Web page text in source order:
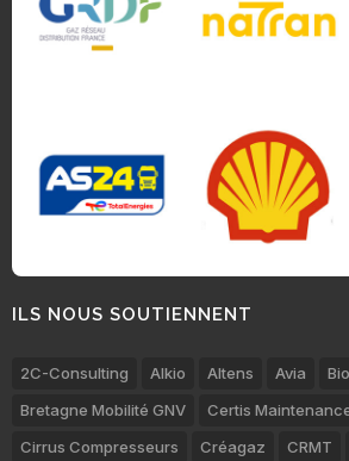
ILS NOUS SOUTIENNENT
2C-Consulting Alkio Altens Avia
Bretagne Mobilité GNV
Certis
Cirrus Compresseurs
Créagaz CRMT